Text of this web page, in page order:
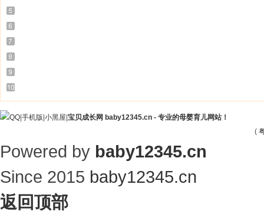
手机版 小黑屋 宝贝成长网 baby12345.cn - 专业的母婴育儿网站！
(
Powered by baby12345.cn
Since 2015 baby12345.cn
返回顶部